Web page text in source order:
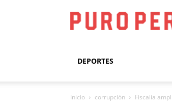
DEPORTES
Inicio corrupción Fiscalía